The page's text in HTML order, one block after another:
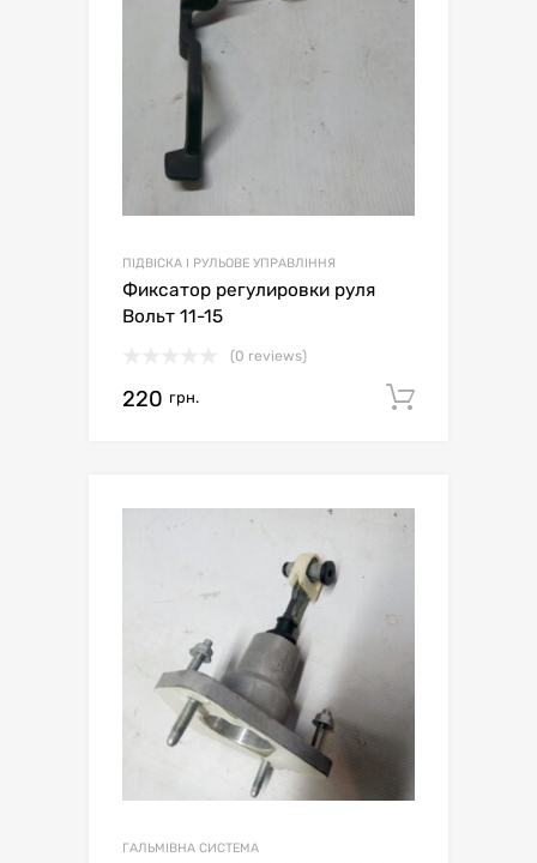
ПІДВІСКА І РУЛЬОВЕ УПРАВЛІННЯ
Фиксатор регулировки руля
Вольт 11-15
(0 reviews)
220 грн.
ГАЛЬМІВНА СИСТЕМА